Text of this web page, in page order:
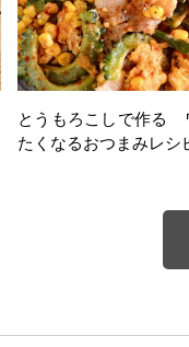
とうもろこしで作る
たくなるおつまみレシ